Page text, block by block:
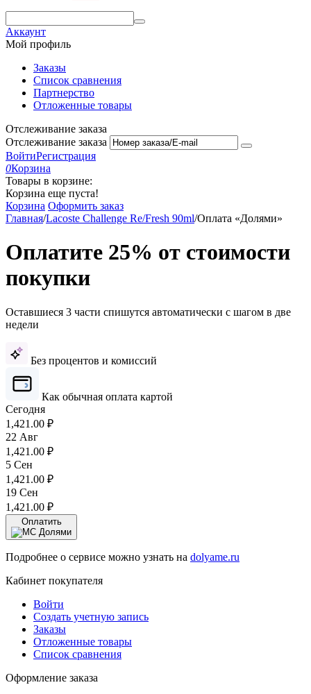
Аккаунт
Мой профиль
Заказы
Список сравнения
Партнерство
Отложенные товары
Отслеживание заказа
Отслеживание заказа
ВойтиРегистрация
0Корзина
Товары в корзине:
Корзина еще пуста!
Корзина Оформить заказ
Главная/Lacoste Challenge Re/Fresh 90ml/Оплата «Долями»
Оплатите 25% от стоимости
покупки
Оставшиеся 3 части спишутся автоматически с шагом в две
недели
Без процентов и комиссий
Как обычная оплата картой
Сегодня
1,421.00 ₽
22 Авг
1,421.00 ₽
5 Сен
1,421.00 ₽
19 Сен
1,421.00 ₽
Оплатить
Подробнее о сервисе можно узнать на dolyame.ru
Кабинет покупателя
Войти
Создать учетную запись
Заказы
Отложенные товары
Список сравнения
Оформление заказа